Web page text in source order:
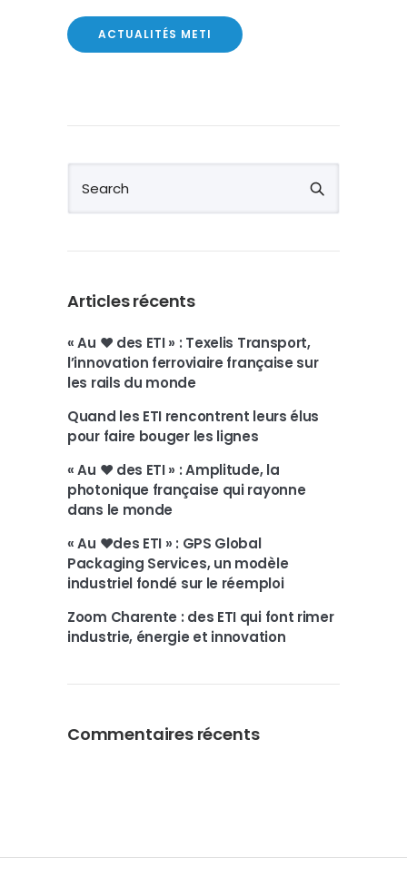
ACTUALITÉS METI
Articles récents
« Au ❤️ des ETI » : Texelis Transport,
l’innovation ferroviaire française sur
les rails du monde
Quand les ETI rencontrent leurs élus
pour faire bouger les lignes
« Au ❤️ des ETI » : Amplitude, la
photonique française qui rayonne
dans le monde
« Au ❤️des ETI » : GPS Global
Packaging Services, un modèle
industriel fondé sur le réemploi
Zoom Charente : des ETI qui font rimer
industrie, énergie et innovation
Commentaires récents